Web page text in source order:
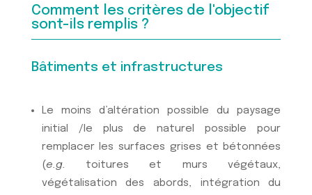
Comment les critères de l'objectif
sont-ils remplis ?
Bâtiments et infrastructures
Le moins d’altération possible du paysage
initial /le plus de naturel possible pour
remplacer les surfaces grises et bétonnées
(e.g.
toitures et murs végétaux,
végétalisation des abords, intégration du